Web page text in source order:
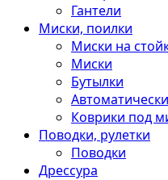
Гантели
Миски, поилки
Миски на
Миски
Бутылки
Коврики под
Поводки, рулетки
Поводки
Дрессура